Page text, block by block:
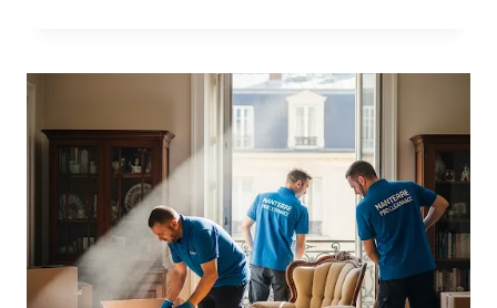
MALMAISON
UN
ACCOMPAGNEMENT
HUMAIN
POUR
UN
VRAI
SOULAGEMENT